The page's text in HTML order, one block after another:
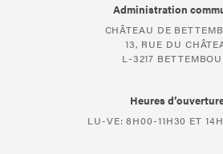
Administration
CHÂTEAU DE
13, RUE DU
L-3217
Heures
LU-VE: 8H00-11H30 ET